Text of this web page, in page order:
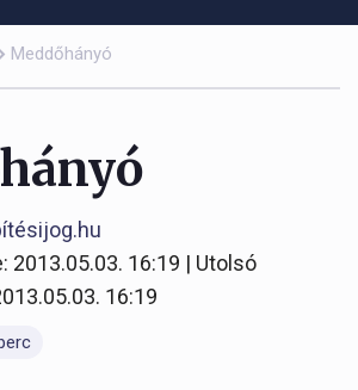
Meddőhányó
2013.05.03. 16:19 | Utolsó
16:19